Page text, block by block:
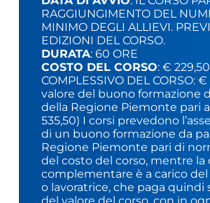
RAGGIUNGIMENTO DEL
MINIMO DEGLI ALLIEVI.
EDIZIONI DEL CORSO.
DURATA: 60 ORE
COSTO DEL CORSO: €
COMPLESSIVO DEL CORSO:
valore del buono formazione
della Regione Piemonte pari
535,50) I corsi prevedono
di un buono formazione da
Regione Piemonte pari di
del costo del corso, mentre la
complementare è a carico del
o lavoratrice, che paga quindi